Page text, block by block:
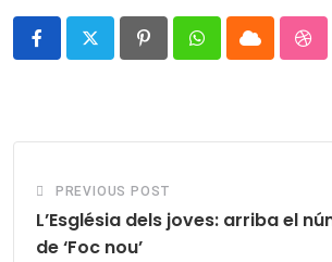
PinterestWhatsapp
Cloud
PREVIOUS POST
L’Església dels joves: arriba el
de ‘Foc nou’